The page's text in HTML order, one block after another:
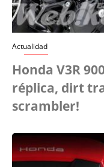
Actualidad
Honda V3R
réplica, dirt
scrambler!